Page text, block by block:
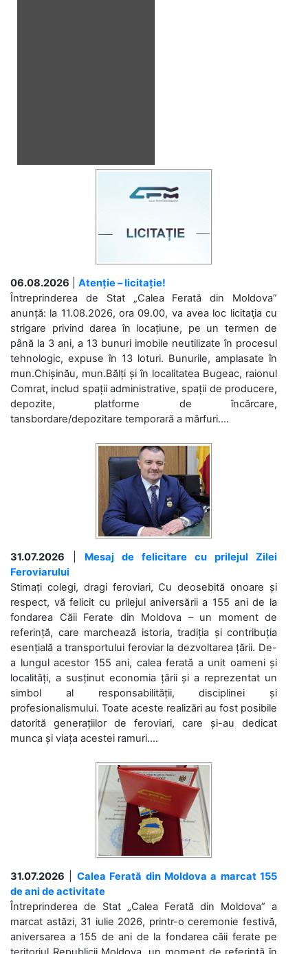
06.08.2026
Atenție – licitație!
Întreprinderea de Stat „Calea Ferată din Moldova”
anunță: la 11.08.2026, ora 09.00, va avea loc licitaţia cu
strigare privind darea în locațiune, pe un termen de
până la 3 ani, a 13 bunuri imobile neutilizate în procesul
tehnologic, expuse în 13 loturi. Bunurile, amplasate în
mun.Chișinău, mun.Bălți și în localitatea Bugeac, raionul
Comrat, includ spații administrative, spații de producere,
depozite, platforme de încărcare,
tansbordare/depozitare temporară a mărfuri....
31.07.2026
Mesaj de felicitare cu prilejul Zilei
Feroviarului
Stimați colegi, dragi feroviari, Cu deosebită onoare și
respect, vă felicit cu prilejul aniversării a 155 ani de la
fondarea Căii Ferate din Moldova – un moment de
referință, care marchează istoria, tradiția și contribuția
esențială a transportului feroviar la dezvoltarea țării. De-
a lungul acestor 155 ani, calea ferată a unit oameni și
localități, a susținut economia țării și a reprezentat un
simbol al responsabilității, disciplinei și
profesionalismului. Toate aceste realizări au fost posibile
datorită generațiilor de feroviari, care și-au dedicat
munca și viața acestei ramuri....
31.07.2026
Calea Ferată din Moldova a marcat 155
de ani de activitate
Întreprinderea de Stat „Calea Ferată din Moldova” a
marcat astăzi, 31 iulie 2026, printr-o ceremonie festivă,
aniversarea a 155 de ani de la fondarea căii ferate pe